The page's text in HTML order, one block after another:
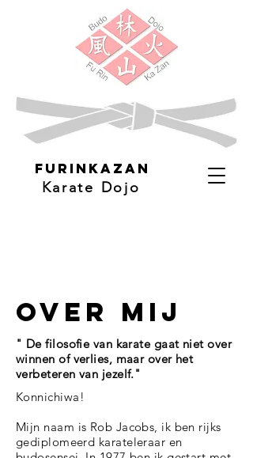
FuRinkazan
Karate Dojo
Over mij
" De filosofie van karate gaat niet over
winnen of verlies, maar over het
verbeteren van jezelf."
Konnichiwa!
Mijn naam is Rob Jacobs, ik ben rijks
gediplomeerd karateleraar en